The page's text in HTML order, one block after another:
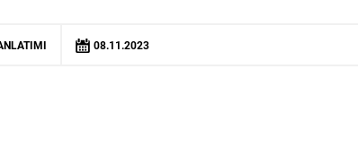
08.11.2023